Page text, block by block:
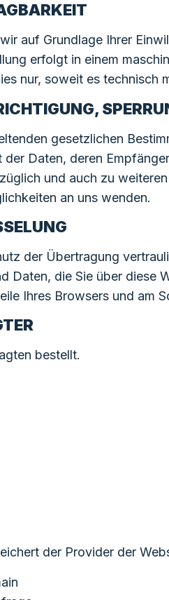
auf Grundlage Ihrer
erfolgt in einem
nur, soweit es technisch
gesetzlichen
Daten, deren
und auch zu
an uns wenden.
der Übertragung
Daten, die Sie über diese
Ihres Browsers und am
bestellt.
der Provider der